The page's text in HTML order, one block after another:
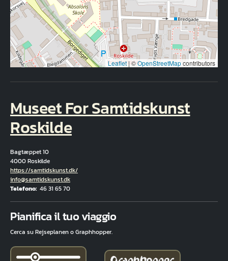
Leaflet|©OpenStreetMapcontributors
Museet For Samtidskunst
Roskilde
Bagtæppet 10
4000 Roskilde
Hjemmeside
https://samtidskunst.dk/
E-mail
info@samtidskunst.dk
Telefono 46 31 65 70
Pianifica il tuo viaggio
Cerca su Rejseplanen o Graphhopper.